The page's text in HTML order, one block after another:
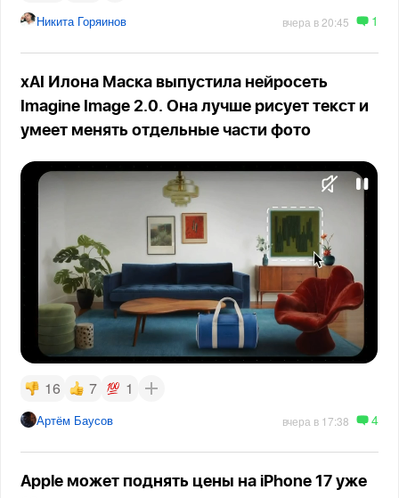
Никита Горяинов вчера в 20:45 1
xAI Илона Маска выпустила нейросеть
Imagine Image 2.0. Она лучше рисует текст и
умеет менять отдельные части фото
16 7 1
Артём Баусов вчера в 17:38 4
Apple может поднять цены на iPhone 17 уже